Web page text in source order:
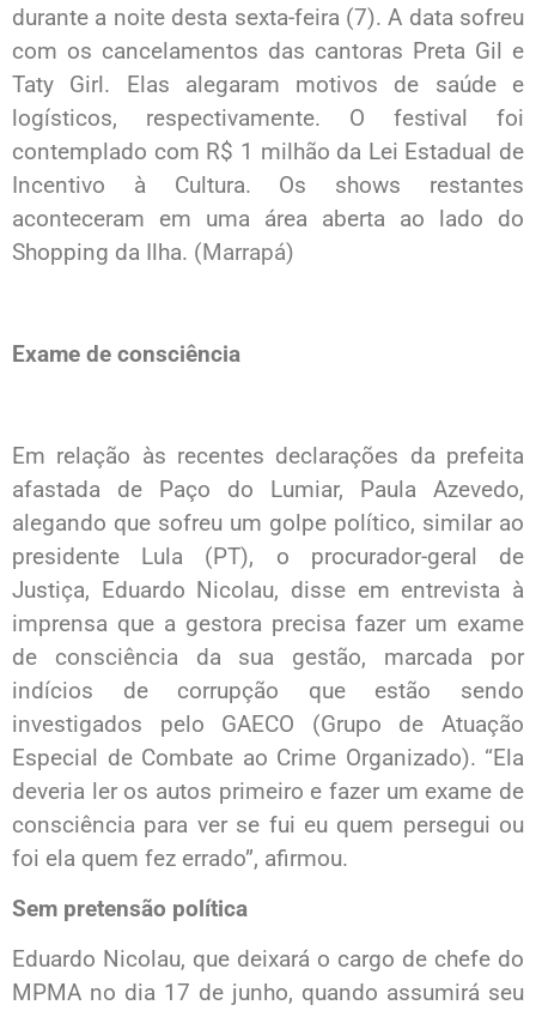
durante a noite desta sexta-feira (7). A data sofreu
com os cancelamentos das cantoras Preta Gil e
Taty Girl. Elas alegaram motivos de saúde e
logísticos, respectivamente. O festival foi
contemplado com R$ 1 milhão da Lei Estadual de
Incentivo à Cultura. Os shows restantes
aconteceram em uma área aberta ao lado do
Shopping da Ilha. (Marrapá)
Exame de consciência
Em relação às recentes declarações da prefeita
afastada de Paço do Lumiar, Paula Azevedo,
alegando que sofreu um golpe político, similar ao
presidente Lula (PT), o procurador-geral de
Justiça, Eduardo Nicolau, disse em entrevista à
imprensa que a gestora precisa fazer um exame
de consciência da sua gestão, marcada por
indícios de corrupção que estão sendo
investigados pelo GAECO (Grupo de Atuação
Especial de Combate ao Crime Organizado). “Ela
deveria ler os autos primeiro e fazer um exame de
consciência para ver se fui eu quem persegui ou
foi ela quem fez errado”, afirmou.
Sem pretensão política
Eduardo Nicolau, que deixará o cargo de chefe do
MPMA no dia 17 de junho, quando assumirá seu